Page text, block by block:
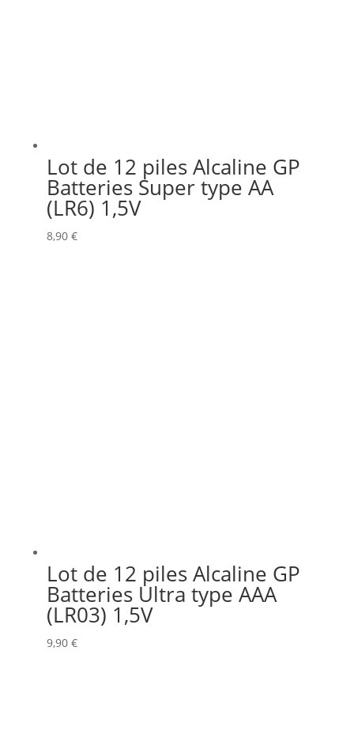
Lot de 12 piles Alcaline GP
Batteries Super type AA
(LR6) 1,5V
8,90 €
Lot de 12 piles Alcaline GP
Batteries Ultra type AAA
(LR03) 1,5V
9,90 €